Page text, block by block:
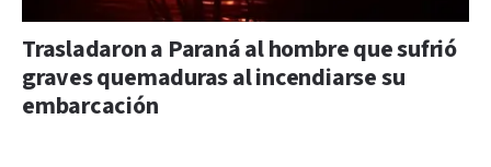
Trasladaron a Paraná al hombre que sufrió
graves quemaduras al incendiarse su
embarcación